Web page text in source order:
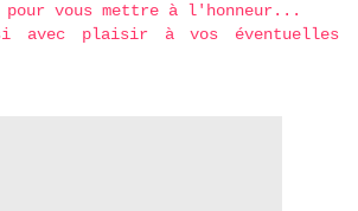
pour vous mettre à l'honneur...
avec plaisir à vos éventuelles